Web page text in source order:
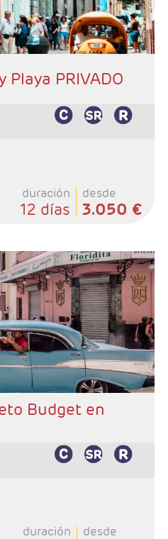
PRIVADO
duración
12 días
desde
3.050 €
noches Trinidad, 3 noches
2 noches Santago
Básica
Budget en
duración desde